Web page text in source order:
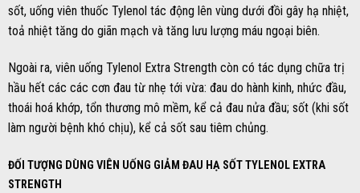
sốt, uống viên thuốc Tylenol tác động lên vùng dưới đồi gây hạ nhiệt,
toả nhiệt tăng do giãn mạch và tăng lưu lượng máu ngoại biên.
Ngoài ra, viên uống Tylenol Extra Strength còn có tác dụng chữa trị
hầu hết các các cơn đau từ nhẹ tới vừa: đau do hành kinh, nhức đầu,
thoái hoá khớp, tổn thương mô mềm, kể cả đau nửa đầu; sốt (khi sốt
làm người bệnh khó chịu), kể cả sốt sau tiêm chủng.
ĐỐI TƯỢNG DÙNG VIÊN UỐNG GIẢM ĐAU HẠ SỐT TYLENOL EXTRA
STRENGTH